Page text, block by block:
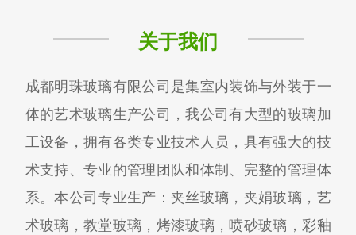
关于我们
成都明珠玻璃有限公司是集室内装饰与外装于一
体的艺术玻璃生产公司，我公司有大型的玻璃加
工设备，拥有各类专业技术人员，具有强大的技
术支持、专业的管理团队和体制、完整的管理体
系。本公司专业生产：夹丝玻璃，夹娟玻璃，艺
术玻璃，教堂玻璃，烤漆玻璃，喷砂玻璃，彩釉